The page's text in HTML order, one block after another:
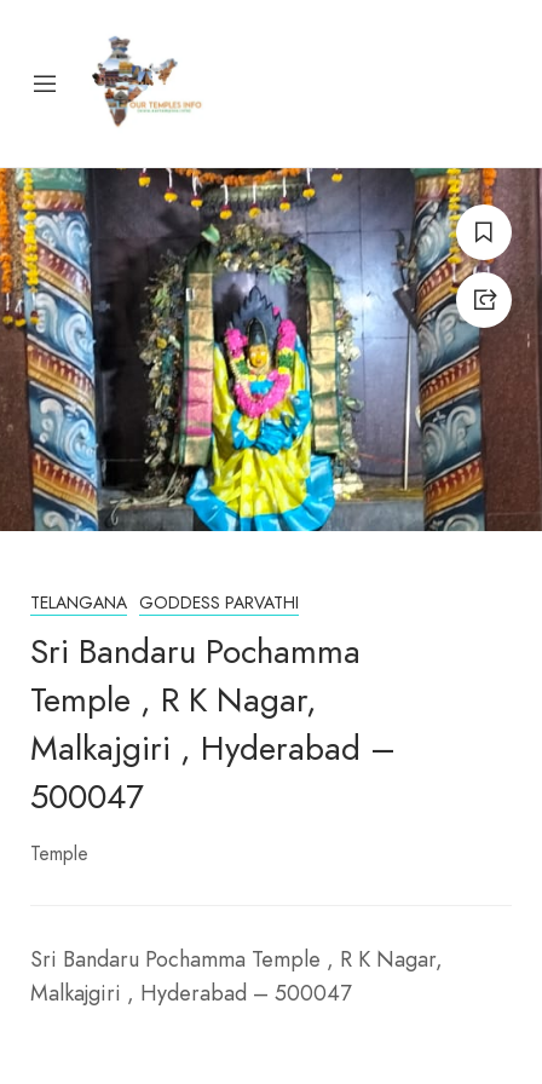
TELANGANA GODDESS PARVATHI
Sri Bandaru Pochamma
Temple , R K Nagar,
Malkajgiri , Hyderabad –
500047
Temple
Sri Bandaru Pochamma Temple , R K Nagar,
Malkajgiri , Hyderabad – 500047